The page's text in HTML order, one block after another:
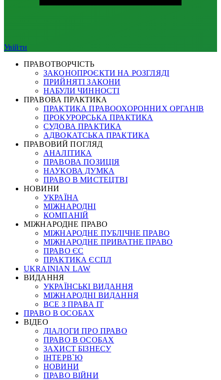
Увійти
ПРАВОТВОРЧІСТЬ
ЗАКОНОПРОЄКТИ НА РОЗГЛЯДІ
ПРИЙНЯТІ ЗАКОНИ
НАБУЛИ ЧИННОСТІ
ПРАВОВА ПРАКТИКА
ПРАКТИКА ПРАВООХОРОННИХ ОРГАНІВ
ПРОКУРОРСЬКА ПРАКТИКА
СУДОВА ПРАКТИКА
АДВОКАТСЬКА ПРАКТИКА
ПРАВОВИЙ ПОГЛЯД
АНАЛІТИКА
ПРАВОВА ПОЗИЦІЯ
НАУКОВА ДУМКА
ПРАВО В МИСТЕЦТВІ
НОВИНИ
УКРАЇНА
МІЖНАРОДНІ
КОМПАНІЙ
МІЖНАРОДНЕ ПРАВО
МІЖНАРОДНЕ ПУБЛІЧНЕ ПРАВО
МІЖНАРОДНЕ ПРИВАТНЕ ПРАВО
ПРАВО ЄС
ПРАКТИКА ЄСПЛ
UKRAINIAN LAW
ВИДАННЯ
УКРАЇНСЬКІ ВИДАННЯ
МІЖНАРОДНІ ВИДАННЯ
ВСЕ З ПРАВА ІТ
ПРАВО В ОСОБАХ
ВІДЕО
ДІАЛОГИ ПРО ПРАВО
ПРАВО В ОСОБАХ
ЗАХИСТ БІЗНЕСУ
ІНТЕРВ`Ю
НОВИНИ
ПРАВО ВІЙНИ